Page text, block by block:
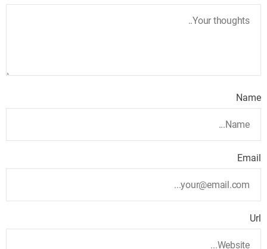
Name
Email
Url